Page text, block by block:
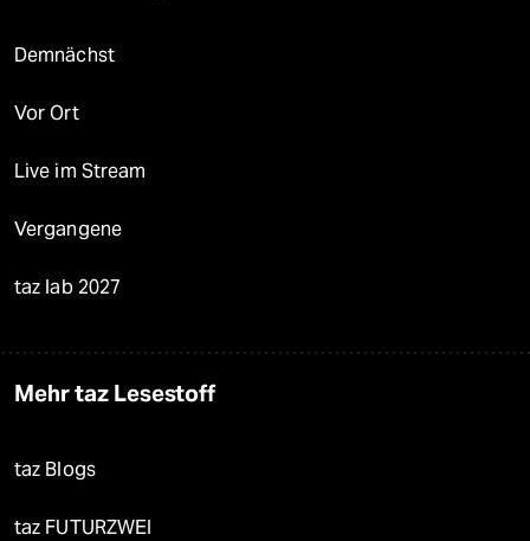
Demnächst
Vor Ort
Live im Stream
Vergangene
taz lab 2027
Mehr taz Lesestoff
taz Blogs
taz FUTURZWEI